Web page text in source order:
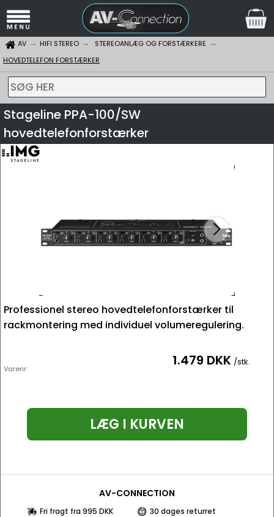
AV HIFI STEREO
STEREOANLÆG OG FORSTÆRKERE
HOVEDTELEFON FORSTÆRKER
SØG HER
Stageline PPA-100/SW
hovedtelefonforstærker
Professionel stereo hovedtelefonforstærker til
rackmontering med individuel volumeregulering.
Varenr: 1.479 DKK /stk.
LÆG I KURVEN
AV-CONNECTION
Fri fragt fra 995 DKK
30 dages returret